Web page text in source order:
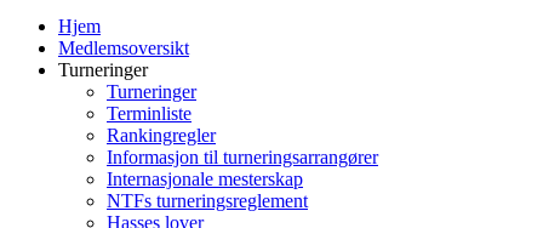
Hjem
Medlemsoversikt
Turneringer
Turneringer
Terminliste
Rankingregler
Informasjon til turneringsarrangører
Internasjonale mesterskap
NTFs turneringsreglement
Hasses lover